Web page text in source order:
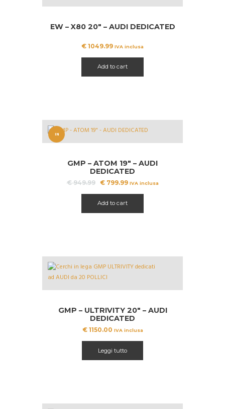
EW – X80 20″ – AUDI DEDICATED
€ 1049.99 IVA inclusa
Add to cart
IN
GMP – ATOM 19″ – AUDI
DEDICATED
€949.99
Il
era:
€ 949.99.
€799.99Il
è:
€ 799.99.
IVA inclusa
Add to cart
GMP – ULTRIVITY 20″ – AUDI
DEDICATED
€1150.00 IVA inclusa
Leggi tutto